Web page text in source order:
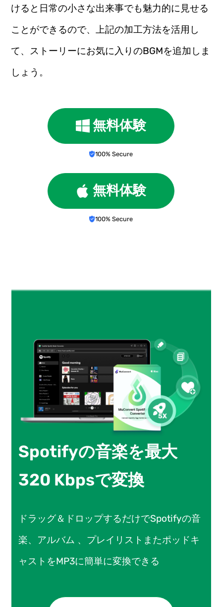
けると日常の小さな出来事でも魅力的に見せる
ことができるので、上記の加工方法を活用し
て、ストーリーにお気に入りのBGMを追加しま
しょう。
無料体験
100% Secure
無料体験
100% Secure
Spotifyの音楽を最大
320 Kbpsで変換
ドラッグ＆ドロップするだけでSpotifyの音
楽、アルバム 、プレイリストまたポッドキ
ャストをMP3に簡単に変換できる